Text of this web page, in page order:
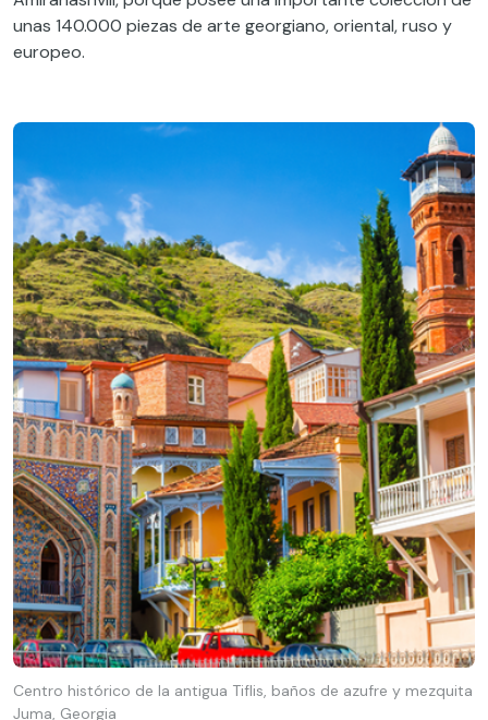
unas 140.000 piezas de arte georgiano, oriental, ruso y
europeo.
Centro histórico de la antigua Tiflis, baños de azufre y mezquita
Juma, Georgia